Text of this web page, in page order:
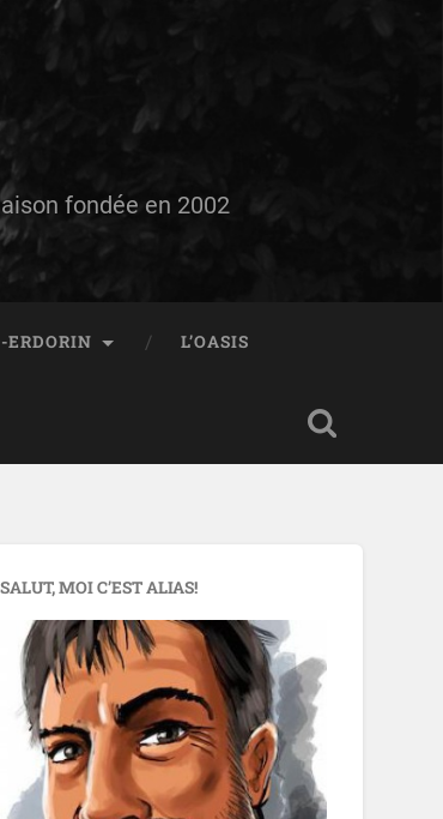
fondée en 2002
ERDORIN L’OASIS
SALUT, MOI C’EST ALIAS!